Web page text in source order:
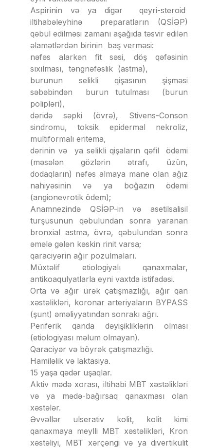
Aspirinin və ya digər qeyri-steroid
iltihabəleyhinə preparatların (QSİƏP)
qəbul edilməsi zamanı aşağıda təsvir edilən
əlamətlərdən birinin baş verməsi:
nəfəs alarkən fit səsi, döş qəfəsinin
sıxılması, təngnəfəslik (astma),
burunun selikli qişasının şişməsi
səbəbindən burun tutulması (burun
polipləri),
dəridə səpki (övrə), Stivens-Conson
sindromu, toksik epidermal nekroliz,
multiformalı eritema,
dərinin və ya selikli qişaların qəfil ödemi
(məsələn gözlərin ətrafı, üzün,
dodaqların) nəfəs almaya mane olan ağız
nahiyəsinin və ya boğazın ödemi
(angionevrotik ödem);
Anamnezində QSİƏP-in və asetilsalisil
turşusunun qəbulundan sonra yaranan
bronxial astma, övrə, qəbulundan sonra
əmələ gələn kəskin rinit varsa;
qaraciyərin ağır pozulmaları.
Müxtəlif etiologiyalı qanaxmalar,
antikoaqulyatlarla eyni vaxtda istifadəsi.
Orta və ağır ürək çatışmazlığı, ağır qan
xəstəlikləri, koronar arteriyaların BYPASS
(şunt) əməliyyatından sonrakı ağrı.
Periferik qanda dəyişikliklərin olması
(etiologiyası məlum olmayan).
Qaraciyər və böyrək çatışmazlığı.
Hamiləlik və laktasiya.
15 yaşa qədər uşaqlar.
Aktiv mədə xorası, iltihabi MBT xəstəlikləri
və ya mədə-bağırsaq qanaxması olan
xəstələr.
Əvvəllər ulserativ kolit, kolit kimi
qanaxmaya meylli MBT xəstəlikləri, Kron
xəstəliyi, MBT xərçəngi və ya divertikulit